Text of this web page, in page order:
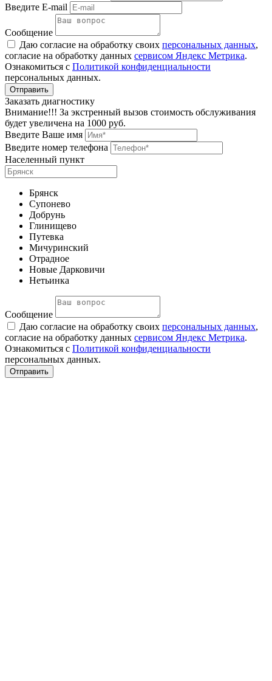
Введите E-mail
Сообщение
Даю согласие на обработку своих персональных данных,
согласие на обработку данных сервисом Яндекс Метрика.
Ознакомиться с Политикой конфиденциальности
персональных данных.
Заказать диагностику
Внимание!!! За экстренный вызов стоимость обслуживания
будет увеличена на 1000 руб.
Введите Ваше имя
Введите номер телефона
Населенный пункт
Брянск
Супонево
Добрунь
Глинищево
Путевка
Мичуринский
Отрадное
Новые Дарковичи
Нетьинка
Сообщение
Даю согласие на обработку своих персональных данных,
согласие на обработку данных сервисом Яндекс Метрика.
Ознакомиться с Политикой конфиденциальности
персональных данных.